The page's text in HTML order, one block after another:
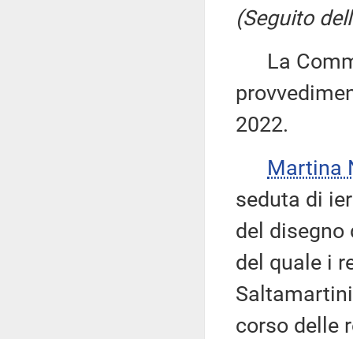
(Seguito
La
2022.
Martina
seduta di
del disegno
del quale i
corso delle